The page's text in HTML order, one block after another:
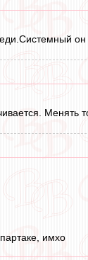
Менять
имхо